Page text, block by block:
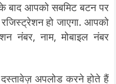
बाद आपको सबमिट बटन पर
हो जाएगा. आपको
नंबर, नाम, मोबाइल नंबर
अपलोड करने होते हैं